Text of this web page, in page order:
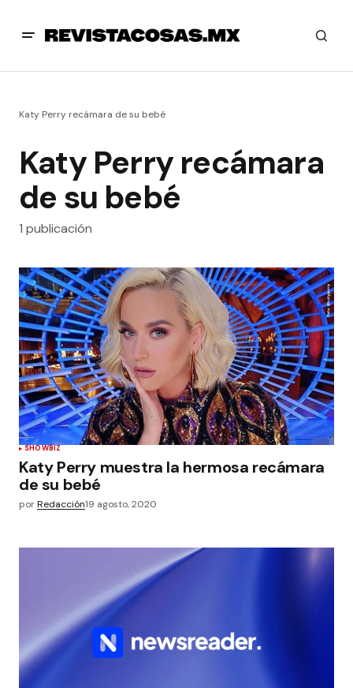
Katy Perry recámara de su bebé
Katy Perry recámara
de su bebé
1 publicación
SHOWBIZ
Katy Perry muestra la hermosa recámara
de su bebé
porRedacción19 agosto, 2020